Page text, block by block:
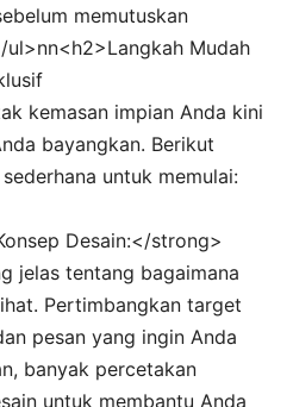
memutuskan
Mudah
kemasan impian Anda kini
bayangkan. Berikut
untuk memulai:
Desain:</strong>
jelas tentang bagaimana
Pertimbangkan target
pesan yang ingin Anda
banyak percetakan
untuk membantu Anda